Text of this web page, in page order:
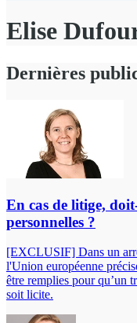
Elise
Dernières
En cas de litige,
personnelles ?
[EXCLUSIF] Dans un
l'Union européenne
être remplies pour qu’un
soit licite.